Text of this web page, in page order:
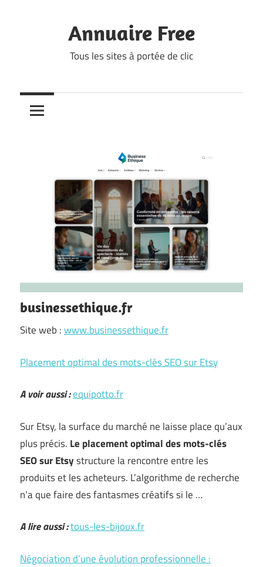
Annuaire Free
Tous les sites à portée de clic
businessethique.fr
Site web :www.businessethique.fr
Placement optimal des mots-clés SEO sur Etsy
A voir aussi :equipotto.fr
Sur Etsy, la surface du marché ne laisse place qu’aux
plus précis. Le placement optimal des mots-clés
SEO sur Etsystructure la rencontre entre les
produits et les acheteurs. L’algorithme de recherche
n’a que faire des fantasmes créatifs si le …
A lire aussi :tous-les-bijoux.fr
Négociation d’une évolution professionnelle :